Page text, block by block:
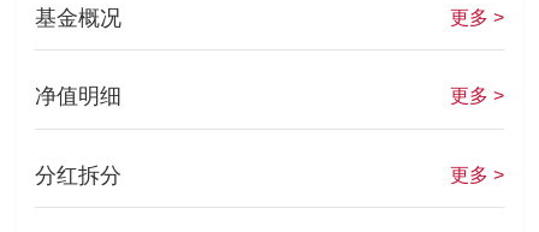
基金概况 更多 >
净值明细 更多 >
分红拆分 更多 >